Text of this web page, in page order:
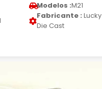
Modelos :M21
Fabricante : Lucky
Die Cast